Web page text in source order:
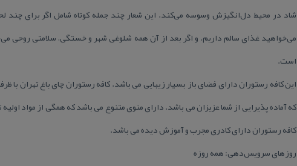
شاد در محیط دل‌انگیزش وسوسه می‌كند. این شعار چند جمله كوتاه شامل اگر برای چند
می‌خواهید غذای سالم داریم، و اگر بعد از آن همه شلوغی شهر و خستگی، سلامتی روحی
است.
كه آماده پذیرایی از شما عزیزان می باشد. دارای منوی متنوع می باشد كه همگی از مواد
كافه رستوران دارای كادری مجرب و آموزش دیده می باشد.
روزهای سرویس‌دهی: همه روزه